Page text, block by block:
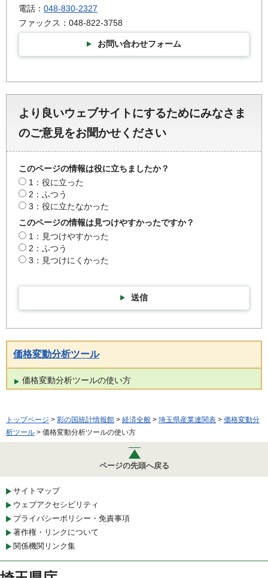
電話： 048-830-2327
ファックス：048-822-3758
お問い合わせフォーム
より良いウェブサイトにするためにみなさま
のご意見をお聞かせください
このページの情報は役に立ちましたか？
1：役に立った
2：ふつう
3：役に立たなかった
このページの情報は見つけやすかったですか？
1：見つけやすかった
2：ふつう
3：見つけにくかった
送信
価格変動分析ツール
価格変動分析ツールの使い方
トップページ > 彩の国統計情報館 > 経済全般 > 埼玉県産業連関表 > 価格変動分
析ツール > 価格変動分析ツールの使い方
ページの先頭へ戻る
サイトマップ
ウェブアクセシビリティ
プライバシーポリシー・免責事項
著作権・リンクについて
関係機関リンク集